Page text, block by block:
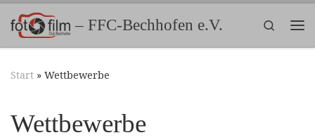
Zum Inhalt springen– FFC-Bechhofen e.V.
Search
Start » Wettbewerbe
Wettbewerbe